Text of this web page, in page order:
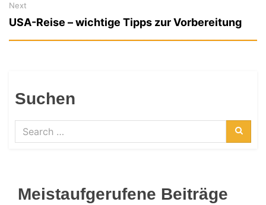
Next
Next
USA-Reise – wichtige Tipps zur Vorbereitung
Suchen
Search
Meistaufgerufene Beiträge